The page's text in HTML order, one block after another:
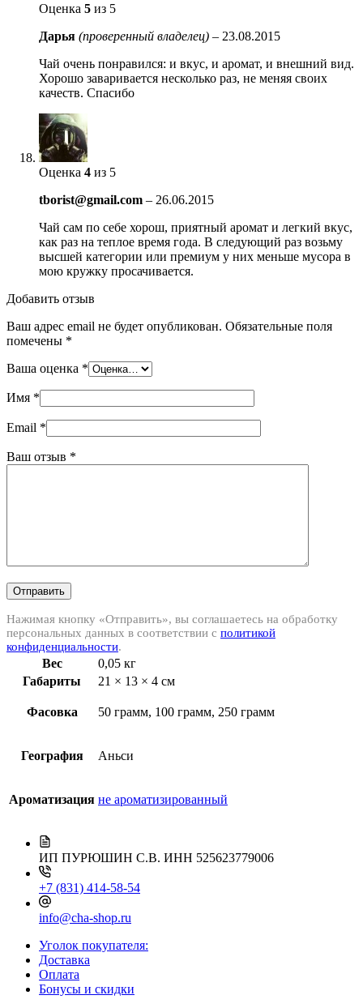
Оценка 5 из 5
Дарья (проверенный владелец) – 23.08.2015
Чай очень понравился: и вкус, и аромат, и внешний вид.
Хорошо заваривается несколько раз, не меняя своих
качеств. Спасибо
Оценка 4 из 5
tborist@gmail.com – 26.06.2015
Чай сам по себе хорош, приятный аромат и легкий вкус,
как раз на теплое время года. В следующий раз возьму
высшей категории или премиум у них меньше мусора в
мою кружку просачивается.
Добавить отзыв
Ваш адрес email не будет опубликован. Обязательные поля
помечены *
Ваша оценка *
Имя *
Email *
Ваш отзыв *
Отправить
Нажимая кнопку «Отправить», вы соглашаетесь на обработку
персональных данных в соответствии с политикой
конфиденциальности.
Вес
0,05 кг
Габариты
21 × 13 × 4 см
Фасовка 50 грамм, 100 грамм, 250 грамм
География Аньси
Ароматизация не ароматизированный
ИП ПУРЮШИН С.В. ИНН 525623779006
+7 (831) 414-58-54
info@cha-shop.ru
Уголок покупателя:
Доставка
Оплата
Бонусы и скидки